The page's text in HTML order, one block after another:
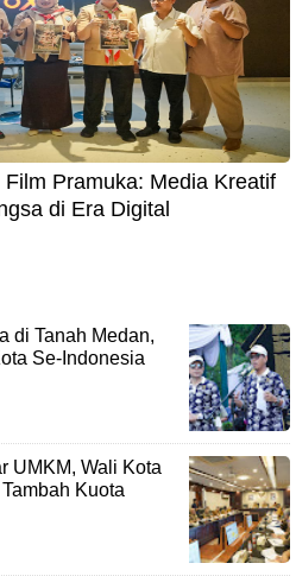
Pramuka: Media Kreatif
di Era Digital
di Tanah Medan,
Se-Indonesia
UMKM, Wali Kota
Kuota